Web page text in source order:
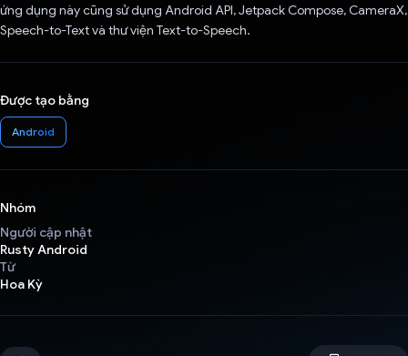
ứng dụng này cũng sử dụng Android API, Jetpack Compose, CameraX,
Speech-to-Text và thư viện Text-to-Speech.
Được tạo bằng
Android
Nhóm
Người cập nhật
Rusty Android
Từ
Hoa Kỳ